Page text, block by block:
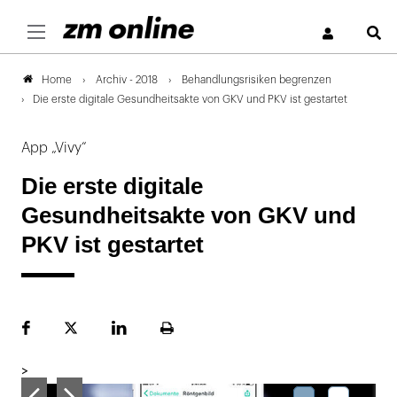
Home Archiv - 2018
Behandlungsrisiken begrenzen
Die erste digitale Gesundheitsakte von GKV und PKV ist gestartet
App „Vivy“
Die erste digitale
Gesundheitsakte von GKV und
PKV ist gestartet
FacebookPlattformLinekdInSeite
>